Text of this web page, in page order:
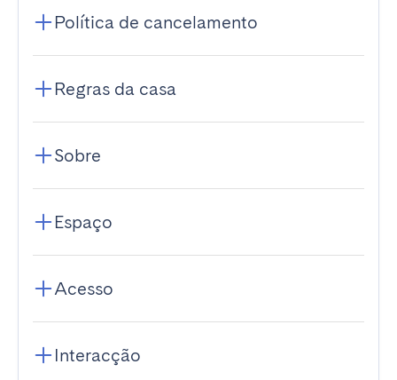
Política de cancelamento
Regras da casa
Sobre
Espaço
Acesso
Interacção